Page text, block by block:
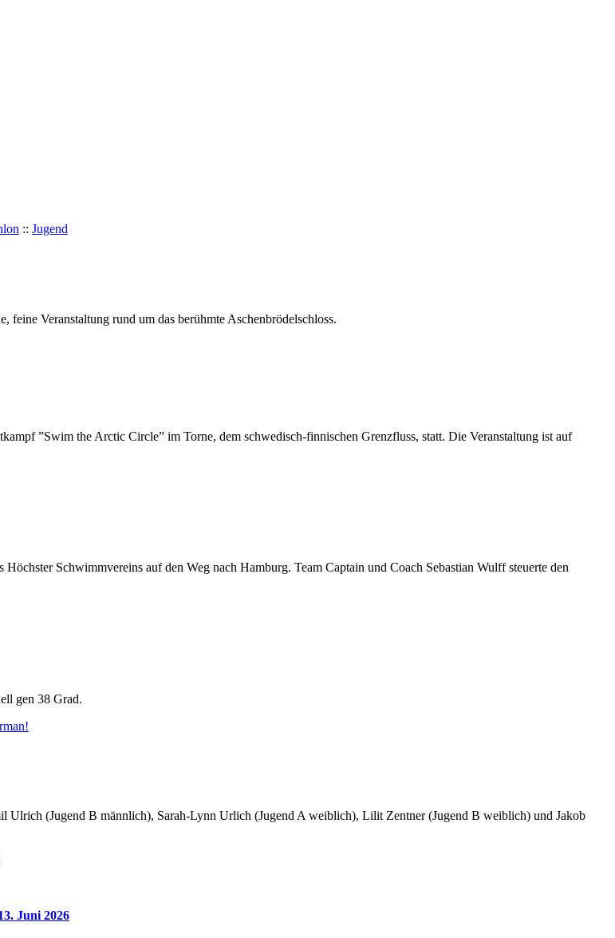
:: Jugend
Veranstaltung rund um das berühmte Aschenbrödelschloss.
”Swim the Arctic Circle” im Torne, dem schwedisch-finnischen Grenzfluss, statt. Die Veranstaltung ist auf
Schwimmvereins auf den Weg nach Hamburg. Team Captain und Coach Sebastian Wulff steuerte den
gen 38 Grad.
Ulrich (Jugend B männlich), Sarah-Lynn Urlich (Jugend A weiblich), Lilit Zentner (Jugend B weiblich) und Jakob
Juni 2026